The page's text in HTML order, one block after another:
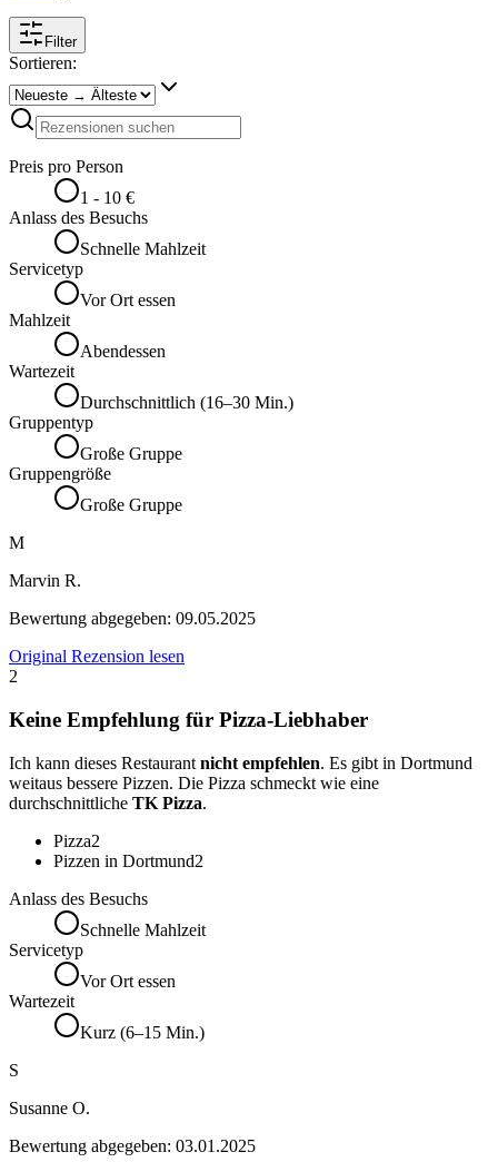
Filter
Sortieren:
Preis pro Person
1 - 10 €
Anlass des Besuchs
Schnelle Mahlzeit
Servicetyp
Vor Ort essen
Mahlzeit
Abendessen
Wartezeit
Durchschnittlich (16–30 Min.)
Gruppentyp
Große Gruppe
Gruppengröße
Große Gruppe
M
Marvin R.
Bewertung abgegeben: 09.05.2025
Original Rezension lesen
2
Keine Empfehlung für Pizza-Liebhaber
Ich kann dieses Restaurant nicht empfehlen. Es gibt in Dortmund
weitaus bessere Pizzen. Die Pizza schmeckt wie eine
durchschnittliche TK Pizza.
Pizza2
Pizzen in Dortmund2
Anlass des Besuchs
Schnelle Mahlzeit
Servicetyp
Vor Ort essen
Wartezeit
Kurz (6–15 Min.)
S
Susanne O.
Bewertung abgegeben: 03.01.2025